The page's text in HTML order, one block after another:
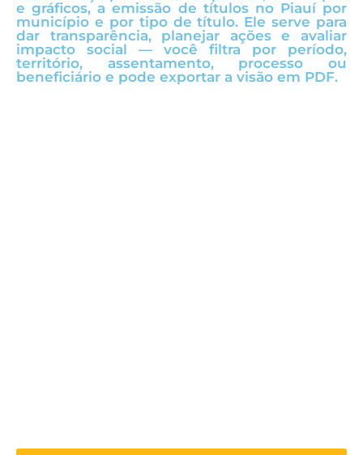
e gráficos, a emissão de títulos no Piauí por
município e por tipo de título. Ele serve para
dar transparência, planejar ações e avaliar
impacto social — você filtra por período,
território, assentamento, processo ou
beneficiário e pode exportar a visão em PDF.